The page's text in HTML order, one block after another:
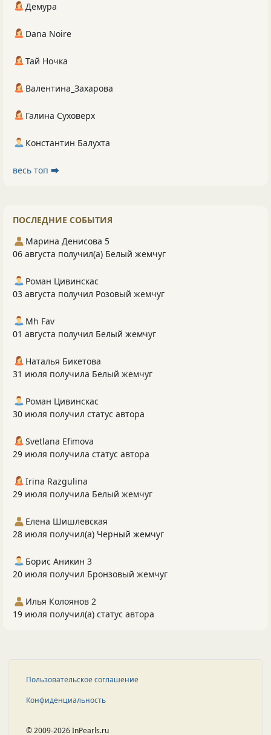
Демура
Dana Noire
Тай Ночка
Валентина_Захарова
Галина Суховерх
Константин Балухта
весь топ ⮕
ПОСЛЕДНИЕ СОБЫТИЯ
Марина Денисова 5
06 августа получил(а) Белый жемчуг
Роман Цивинскас
03 августа получил Розовый жемчуг
Mh Fav
01 августа получил Белый жемчуг
Наталья Бикетова
31 июля получила Белый жемчуг
Роман Цивинскас
30 июля получил статус автора
Svetlana Efimova
29 июля получила статус автора
Irina Razgulina
29 июля получила Белый жемчуг
Елена Шишлевская
28 июля получил(а) Черный жемчуг
Борис Аникин 3
20 июля получил Бронзовый жемчуг
Илья Колоянов 2
19 июля получил(а) статус автора
Пользовательское соглашение
Конфиденциальность
© 2009-2026 InPearls.ru